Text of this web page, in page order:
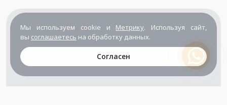
Мы используем cookie и Метрику. Используя сайт,
вы соглашаетесь на обработку данных.
Согласен